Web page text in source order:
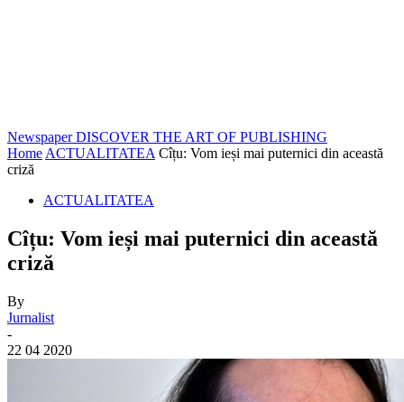
Newspaper DISCOVER THE ART OF PUBLISHING
Home ACTUALITATEA Cîțu: Vom ieși mai puternici din această
criză
ACTUALITATEA
Cîțu: Vom ieși mai puternici din această
criză
By
Jurnalist
-
22 04 2020